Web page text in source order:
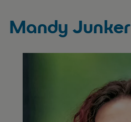
Mandy Junker